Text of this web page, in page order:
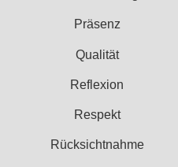
Präsenz
Qualität
Reflexion
Respekt
Rücksichtnahme